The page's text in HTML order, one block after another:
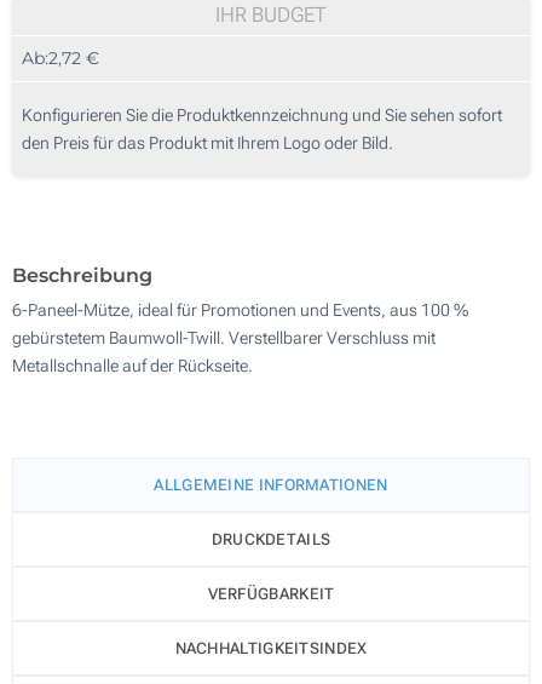
3 Farbig (Auf einem Paneel)
Ohne Werbedruck
20
100
IHR BUDGET
Ab:2,72 €
Konfigurieren Sie die Produktkennzeichnung und Sie sehen sofort
den Preis für das Produkt mit Ihrem Logo oder Bild.
Beschreibung
6-Paneel-Mütze, ideal für Promotionen und Events, aus 100 %
gebürstetem Baumwoll-Twill. Verstellbarer Verschluss mit
Metallschnalle auf der Rückseite.
ALLGEMEINE INFORMATIONEN
DRUCKDETAILS
VERFÜGBARKEIT
NACHHALTIGKEITSINDEX